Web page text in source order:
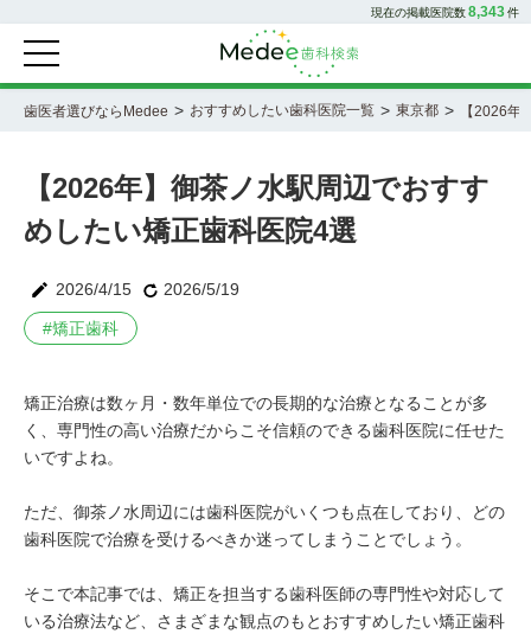
現在の掲載医院数8,343件
歯医者選びならMedee > おすすめしたい歯科医院一覧 > 東京都 > 【2026年
【2026年】御茶ノ水駅周辺でおすす
めしたい矯正歯科医院4選
2026/4/15 2026/5/19
#矯正歯科
矯正治療は数ヶ月・数年単位での長期的な治療となることが多
く、専門性の高い治療だからこそ信頼のできる歯科医院に任せた
いですよね。
ただ、御茶ノ水周辺には歯科医院がいくつも点在しており、どの
歯科医院で治療を受けるべきか迷ってしまうことでしょう。
そこで本記事では、矯正を担当する歯科医師の専門性や対応して
いる治療法など、さまざまな観点のもとおすすめしたい矯正歯科